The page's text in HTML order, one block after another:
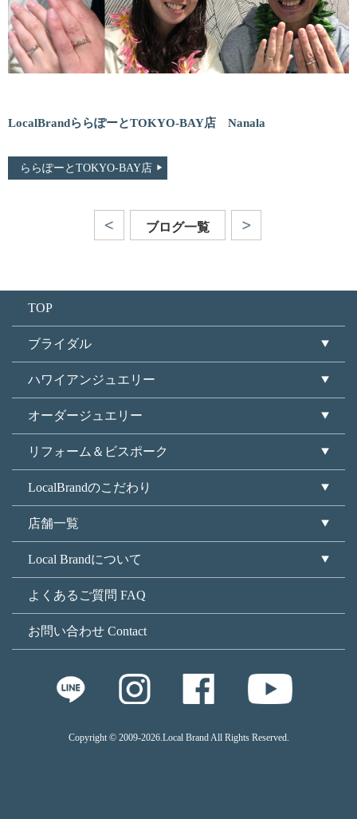
LocalBrandららぽーとTOKYO-BAY店 Nanala
ららぽーとTOKYO-BAY店
ブログ一覧
TOP
ブライダル
ハワイアンジュエリー
オーダージュエリー
リフォーム＆ビスポーク
LocalBrandのこだわり
店舗一覧
Local Brandについて
よくあるご質問 FAQ
お問い合わせ Contact
Copyright © 2009-2026.Local Brand All Rights Reserved.